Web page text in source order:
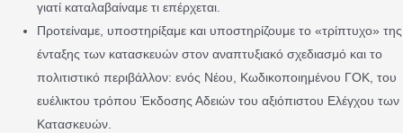
γιατί καταλαβαίναμε τι επέρχεται.
Προτείναμε, υποστηρίξαμε και υποστηρίζουμε το «τρίπτυχο» της
ένταξης των κατασκευών στον αναπτυξιακό σχεδιασμό και το
πολιτιστικό περιβάλλον: ενός Νέου, Κωδικοποιημένου ΓΟΚ, του
ευέλικτου τρόπου Έκδοσης Αδειών του αξιόπιστου Ελέγχου των
Κατασκευών.